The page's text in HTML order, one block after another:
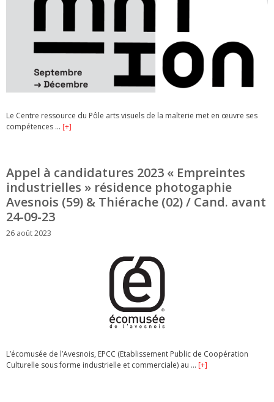
Le Centre ressource du Pôle arts visuels de la malterie met en œuvre ses
compétences … [+]
Appel à candidatures 2023 « Empreintes
industrielles » résidence photogaphie
Avesnois (59) & Thiérache (02) / Cand. avant
24-09-23
26 août 2023
L’écomusée de l’Avesnois, EPCC (Etablissement Public de Coopération
Culturelle sous forme industrielle et commerciale) au … [+]